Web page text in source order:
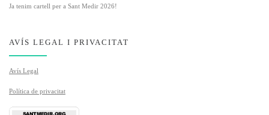
Ja tenim cartell per a Sant Medir 2026!
AVÍS LEGAL I PRIVACITAT
Avís Legal
Política de privacitat